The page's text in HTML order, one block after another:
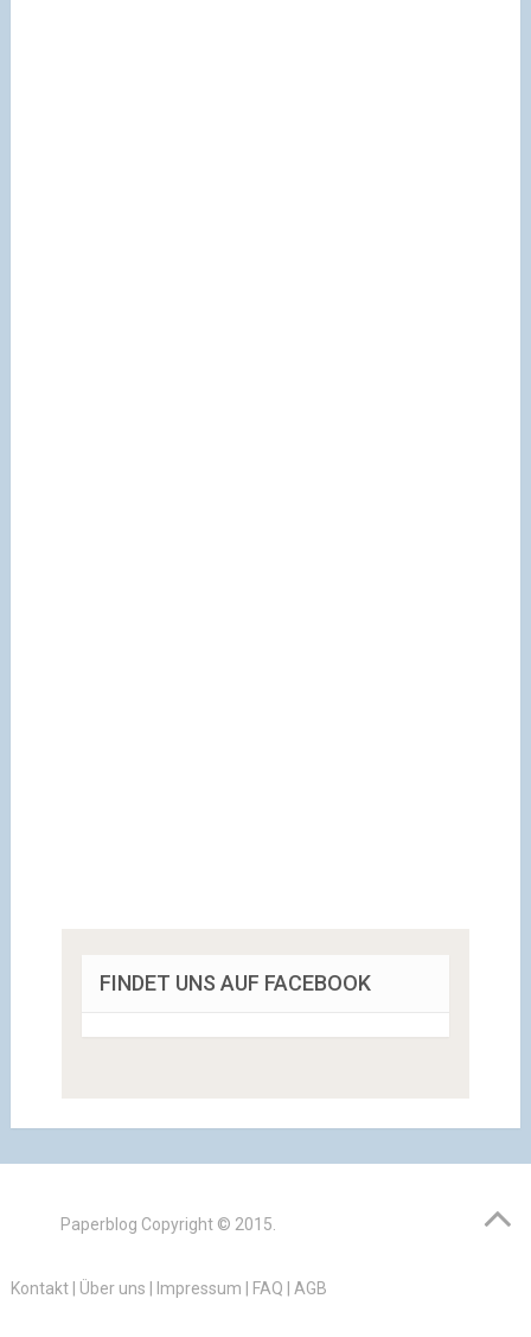
FINDET UNS AUF FACEBOOK
Paperblog Copyright © 2015.
Kontakt| Über uns Impressum FAQ AGB